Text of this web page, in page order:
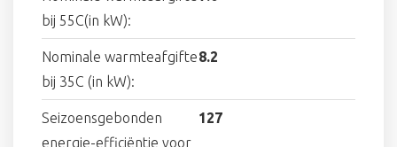
bij 55C(in kW):
Nominale warmteafgifte
bij 35C (in kW):
8.2
Seizoensgebonden
energie-efficiëntie voor
127